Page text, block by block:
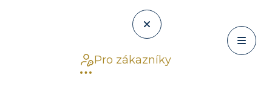
Pro zákazníky